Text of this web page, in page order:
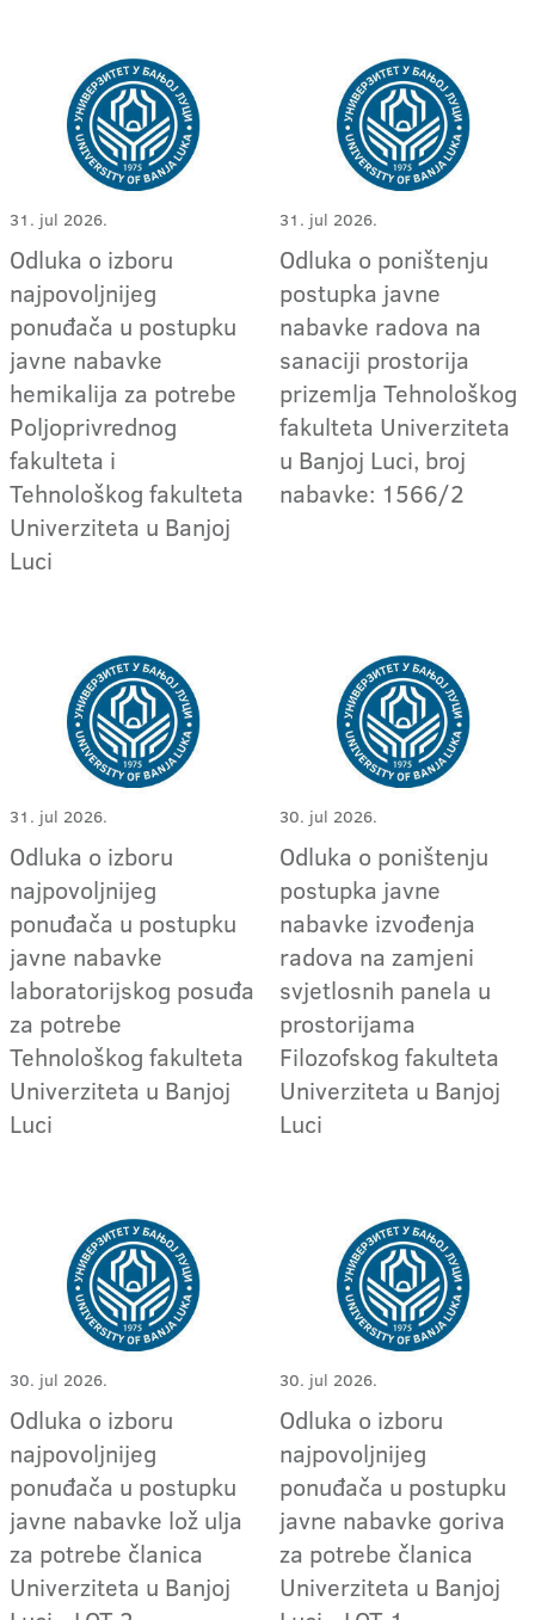
31. jul 2026.
Odluka o izboru
najpovoljnijeg
ponuđača u postupku
javne nabavke
hemikalija za potrebe
Poljoprivrednog
fakulteta i
Tehnološkog fakulteta
Univerziteta u Banjoj
Luci
31. jul 2026.
Odluka o poništenju
postupka javne
nabavke radova na
sanaciji prostorija
prizemlja Tehnološkog
fakulteta Univerziteta
u Banjoj Luci, broj
nabavke: 1566/2
31. jul 2026.
Odluka o izboru
najpovoljnijeg
ponuđača u postupku
javne nabavke
laboratorijskog posuđa
za potrebe
Tehnološkog fakulteta
Univerziteta u Banjoj
Luci
30. jul 2026.
Odluka o poništenju
postupka javne
nabavke izvođenja
radova na zamjeni
svjetlosnih panela u
prostorijama
Filozofskog fakulteta
Univerziteta u Banjoj
Luci
30. jul 2026.
Odluka o izboru
najpovoljnijeg
ponuđača u postupku
javne nabavke lož ulja
za potrebe članica
Univerziteta u Banjoj
30. jul 2026.
Odluka o izboru
najpovoljnijeg
ponuđača u postupku
javne nabavke goriva
za potrebe članica
Univerziteta u Banjoj